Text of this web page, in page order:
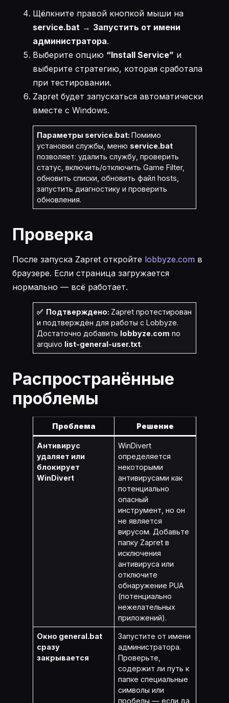
Щёлкните правой кнопкой мыши на
service.bat → Запустить от имени
администратора.
Выберите опцию “Install Service” и
выберите стратегию, которая сработала
при тестировании.
Zapret будет запускаться автоматически
вместе с Windows.
Параметры service.bat:Помимо
установки службы, меню service.bat
позволяет: удалить службу, проверить
статус, включить/отключить Game Filter,
обновить списки, обновить файл hosts,
запустить диагностику и проверить
обновления.
Проверка
После запуска Zapret откройте lobbyze.com в
браузере. Если страница загружается
нормально — всё работает.
✅ Подтверждено: Zapret протестирован
и подтверждён для работы с Lobbyze.
Достаточно добавить lobbyze.com no
arquivo list-general-user.txt.
Распространённые
проблемы
Проблема Решение
Антивирус
удаляет или
блокирует
WinDivert
WinDivert
определяется
некоторыми
антивирусами как
потенциально
опасный
инструмент, но он
не является
вирусом. Добавьте
папку Zapret в
исключения
антивируса или
отключите
обнаружение PUA
(потенциально
нежелательных
приложений).
Окно general.bat
сразу
закрывается
Запустите от имени
администратора.
Проверьте,
содержит ли путь к
папке специальные
символы или
пробелы — если да,